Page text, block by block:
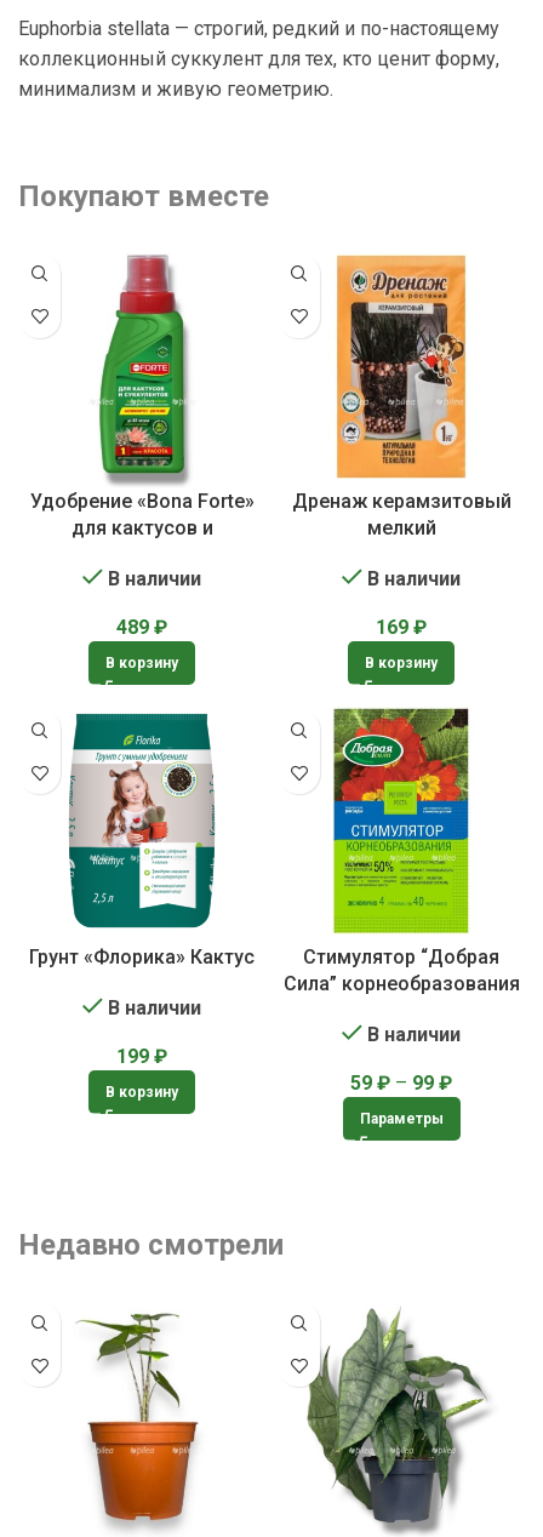
Euphorbia stellata — строгий, редкий и по-настоящему
коллекционный суккулент для тех, кто ценит форму,
минимализм и живую геометрию.
Покупают вместе
Удобрение «Bona Forte»
для кактусов и
В наличии
489 ₽
В корзину
Дренаж керамзитовый
мелкий
В наличии
169 ₽
В корзину
Грунт «Флорика» Кактус
В наличии
199 ₽
В корзину
Стимулятор “Добрая
Сила” корнеобразования
В наличии
59 ₽ – 99 ₽
Параметры
Недавно смотрели